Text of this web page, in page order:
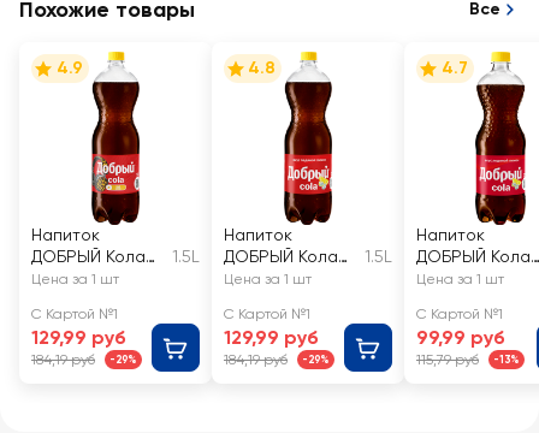
Похожие товары Все
4.9
Напиток
ДОБРЫЙ Кола
низкокалорийны
1.5L
Цена за 1 шт
С Картой №1
129,99 руб
184,19 руб -29%
4.8
Напиток
ДОБРЫЙ Кола
Ледяной лимон
1.5L
Цена за 1 шт
С Картой №1
129,99 руб
184,19 руб -29%
4.7
Напиток
ДОБРЫЙ Кола
Ледяной
нный
нный
Цена за 1 шт
С Картой №1
99,99 руб
115,79 руб -13%